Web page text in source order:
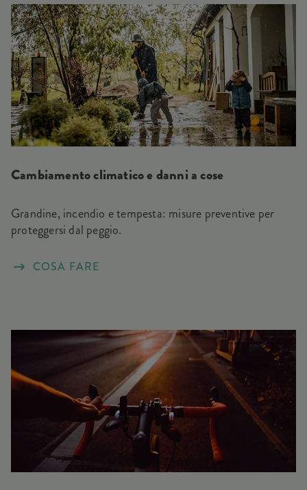
Cambiamento climatico e danni a cose
Grandine, incendio e tempesta: misure preventive per
proteggersi dal peggio.
COSA FARE